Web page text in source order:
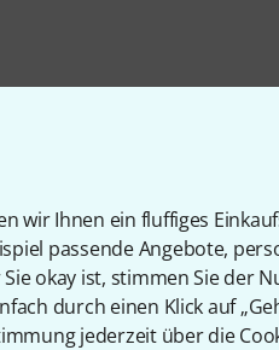
wir Ihnen ein fluffiges
passende Angebote,
okay ist, stimmen Sie der
durch einen Klick auf
jederzeit über die